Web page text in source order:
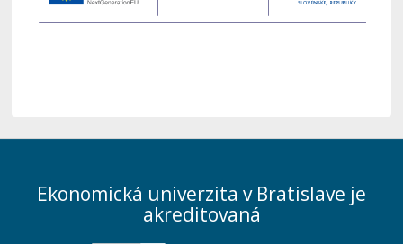
Ekonomická univerzita v Bratislave je
akreditovaná